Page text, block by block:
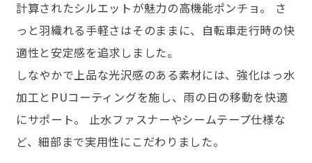
計算されたシルエットが魅力の高機能ポンチョ。 さ
っと羽織れる手軽さはそのままに、自転車走行時の快
適性と安定感を追求しました。
しなやかで上品な光沢感のある素材には、強化はっ水
加工とPUコーティングを施し、雨の日の移動を快適
にサポート。 止水ファスナーやシームテープ仕様な
ど、細部まで実用性にこだわりました。